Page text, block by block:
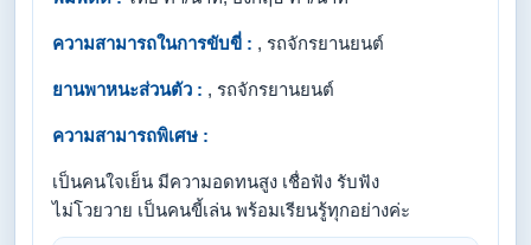
ความสามารถในการขับขี่ : , รถจักรยานยนต์
ยานพาหนะส่วนตัว : , รถจักรยานยนต์
ความสามารถพิเศษ :
เป็นคนใจเย็น มีความอดทนสูง เชื่อฟัง รับฟัง
ไม่โวยวาย เป็นคนขี้เล่น พร้อมเรียนรู้ทุกอย่างค่ะ